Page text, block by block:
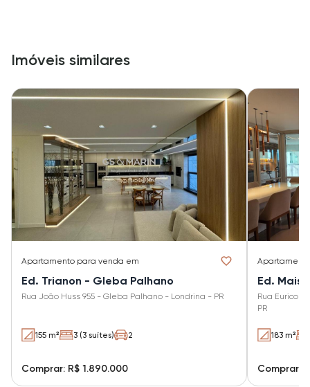
Imóveis similares
Apartamento para venda em
Ed. Trianon - Gleba Palhano
Rua João Huss 955 - Gleba Palhano - Londrina - PR
155 m² 3 (3 suítes) 2
Comprar: R$ 1.890.000
Ed.
Rua Eurico
PR
183 m²
Comprar: